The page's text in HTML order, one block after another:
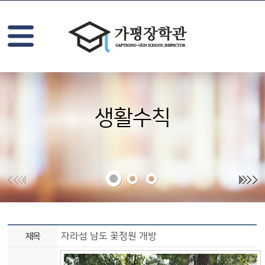
생활수칙
제목 자라섬 남도 꽃정원 개방